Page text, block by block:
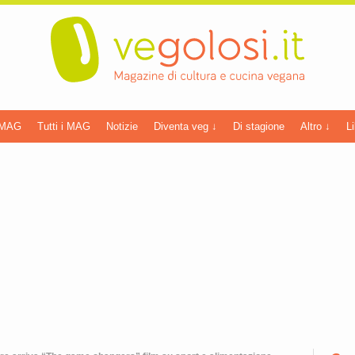
Tutti i MAG Notizie Diventa veg ↓ Di stagione Altro ↓